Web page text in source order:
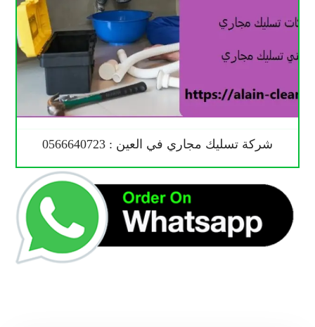
شركة تسليك مجاري في العين : 0566640723